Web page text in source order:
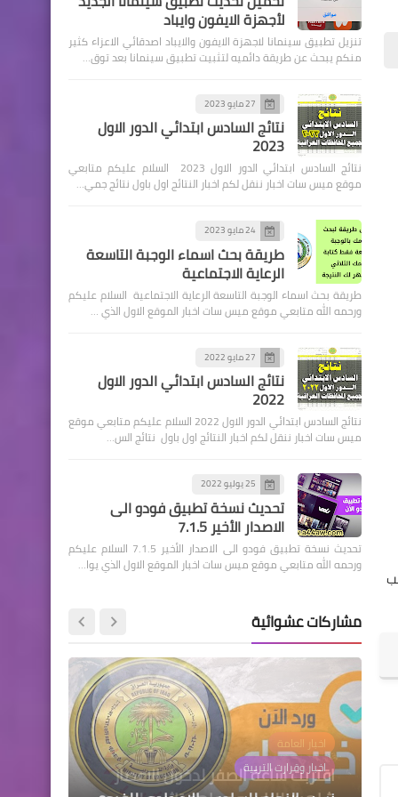
لأجهزة الايفون وايباد
تنزيل تطبيق سينمانا لاجهزة الايفون والايباد اصدقائي الاعزاء كثير
منكم يبحث عن طريقة دائميه لتثبيت تطبيق سينمانا بعد توق…
27 مايو 2023
نتائج السادس ابتدائي الدور الاول
2023
نتائج السادس ابتدائي الدور الاول 2023 السلام عليكم متابعي
موقع ميس سات اخبار ننقل لكم اخبار النتائج اول باول نتائج جمي…
24 مايو 2023
طريقة بحث اسماء الوجبة التاسعة
الرعاية الاجتماعية
طريقة بحث اسماء الوجبة التاسعة الرعاية الاجتماعية السلام عليكم
ورحمه الله متابعي موقع ميس سات اخبار الموقع الاول الذي …
27 مايو 2022
نتائج السادس ابتدائي الدور الاول
2022
نتائج السادس ابتدائي الدور الاول 2022 السلام عليكم متابعي موقع
ميس سات اخبار ننقل لكم اخبار النتائج اول باول نتائج الس…
25 يوليو 2022
تحديث نسخة تطبيق فودو الى
الاصدار الأخير 7.1.5
تحديث نسخة تطبيق فودو الى الاصدار الأخير 7.1.5 السلام عليكم
ورحمه الله متابعي موقع ميس سات اخبار الموقع الاول الذي يوا…
مشاركات عشوائية
اخبار العامة
اخبار العامة
اقتربت ساعة الصفر لدخول الاعصار
اخبار وقرارت التربية
قطع الاراضي
سينمانا
اخبار العامة
مجلس الخدمة إطلاق استمارة
توظيف العلوميين
وزارة الداخلية
126 وجبة جديدة
الرواتب
تم صرف رواتب الموظفين لهذا
اليوم 2024/1/30
تم صرف رواتب الموظفين لهذا
اليوم 2024/2/22